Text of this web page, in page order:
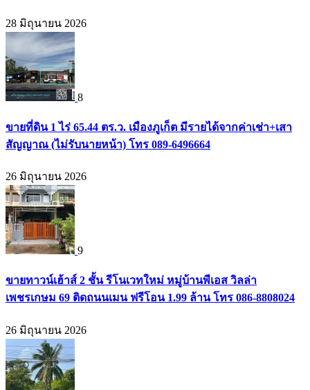
28 มิถุนายน 2026
8
ขายที่ดิน 1 ไร่ 65.44 ตร.ว. เมืองภูเก็ต มีรายได้จากค่าเช่า+เสา
สัญญาณ (ไม่รับนายหน้า) โทร 089-6496664
26 มิถุนายน 2026
9
ขายทาวน์เฮ้าส์ 2 ชั้น รีโนเวทใหม่ หมู่บ้านพีเอส วิลล่า
เพชรเกษม 69 ติดถนนเมน ฟรีโอน 1.99 ล้าน โทร 086-8808024
26 มิถุนายน 2026